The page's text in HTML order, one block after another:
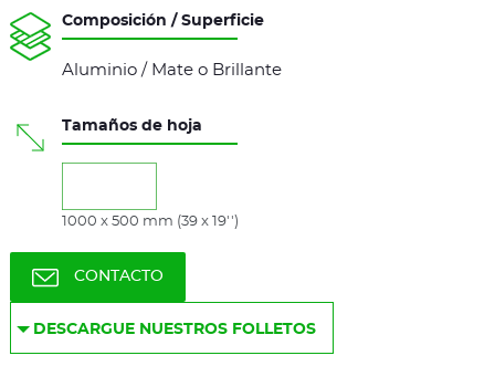
Composición / Superficie
Aluminio / Mate o Brillante
Tamaños de hoja
1000 x 500 mm (39 x 19'')
CONTACTO
DESCARGUE NUESTROS FOLLETOS